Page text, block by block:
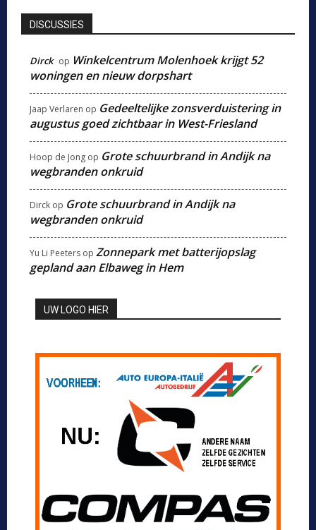
DISCUSSIES
Dirck op Winkelcentrum Molenhoek krijgt 52
woningen en nieuw dorpshart
Jaap Verlaren op Gedeeltelijke zonsverduistering in
augustus goed zichtbaar in West-Friesland
Hoop de Jong op Grote schuurbrand in Andijk na
wegbranden onkruid
Dirck op Grote schuurbrand in Andijk na
wegbranden onkruid
Yu Li Peeters op Zonnepark met batterijopslag
gepland aan Elbaweg in Hem
UW LOGO HIER